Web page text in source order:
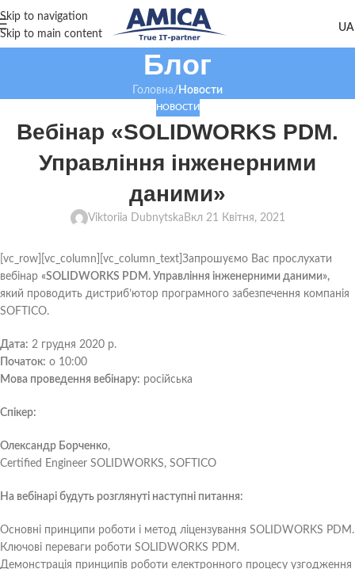
Skip to navigation
Skip to main content
Блог
Головна/ Новости
НОВОСТИ
Вебінар «SOLIDWORKS PDM.
Управління інженерними
даними»
Viktoriia Dubnytska Вкл 21 Квітня, 2021
[vc_row][vc_column][vc_column_text]Запрошуємо Вас прослухати
вебінар «SOLIDWORKS PDM. Управління інженерними даними»,
який проводить дистриб’ютор програмного забезпечення компанія
SOFTICO.
Дата: 2 грудня 2020 р.
Початок: о 10:00
Мова проведення вебінару: російська
Спікер:
Олександр Борченко,
Certified Engineer SOLIDWORKS, SOFTICO
На вебінарі будуть розглянуті наступні питання:
Основні принципи роботи і метод ліцензування SOLIDWORKS PDM.
Ключові переваги роботи SOLIDWORKS PDM.
Демонстрація принципів роботи електронного процесу узгодження